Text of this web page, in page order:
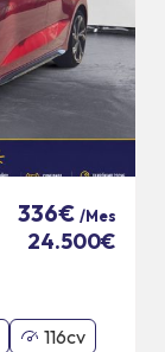
336€ /Mes
24.500€
116cv